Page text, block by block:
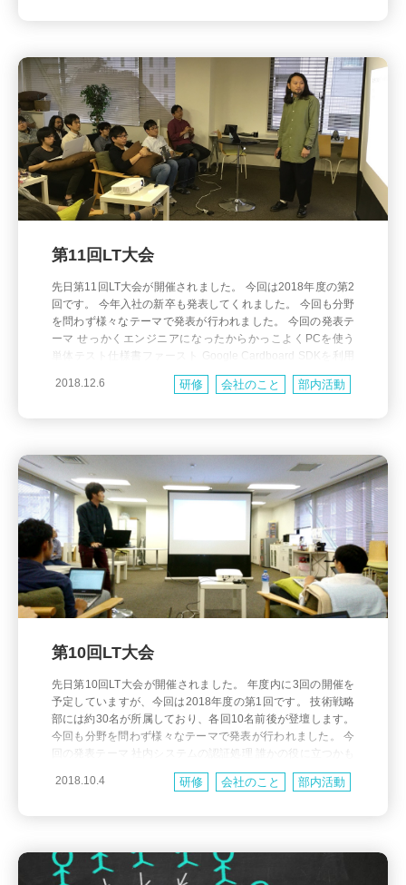
第11回LT大会
先日第11回LT大会が開催されました。 今回は2018年度の第2
回です。 今年入社の新卒も発表してくれました。 今回も分野
を問わず様々なテーマで発表が行われました。 今回の発表テ
ーマ せっかくエンジニアになったからかっこよくPCを使う
単体テスト仕様書ファースト Google Cardboard SDKを利用
したVR開発 人狼GAME 開発環境 on Ubuntu18 on NUC zab
2018.12.6 会社のこと 部内活動
研修
第10回LT大会
先日第10回LT大会が開催されました。 年度内に3回の開催を
予定していますが、今回は2018年度の第1回です。 技術戦略
部には約30名が所属しており、各回10名前後が登壇します。
今回も分野を問わず様々なテーマで発表が行われました。 今
回の発表テーマ 社内システムの認証処理 誰かの役に立つかも
しれない小ネタ集 プロジェクトは踊る、されど・・・ 初めて
PLをやってみて PCI/DSSへの取り
2018.10.4 会社のこと 部内活動
研修